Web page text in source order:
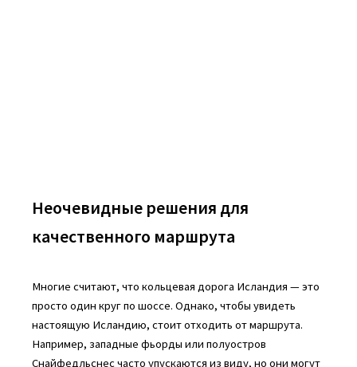
Неочевидные решения для
качественного маршрута
Многие считают, что кольцевая дорога Исландия — это
просто один круг по шоссе. Однако, чтобы увидеть
настоящую Исландию, стоит отходить от маршрута.
Например, западные фьорды или полуостров
Снайфедльснес часто упускаются из виду, но они могут